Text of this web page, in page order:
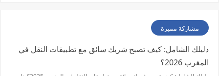
مشاركة مميزة
دليلك الشامل: كيف تصبح شريك سائق مع تطبيقات النقل في
المغرب 2026؟